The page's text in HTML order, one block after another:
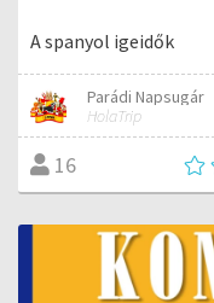
A spanyol igeidők
Parádi Napsugár
HolaTrip
16